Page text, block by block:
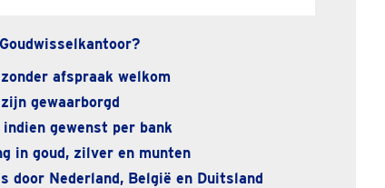
afspraak welkom
gewaarborgd
gewenst per bank
in goud, zilver en munten
door Nederland, België en Duitsland